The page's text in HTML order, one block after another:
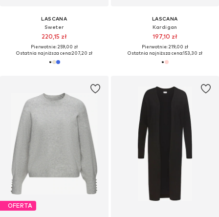
LASCANA
Sweter
220,15 zł
Pierwotnie: 259,00 zł
Ostatnia najniższa cena:207,20 zł
LASCANA
Kardigan
197,10 zł
Pierwotnie: 219,00 zł
Ostatnia najniższa cena:153,30 zł
OFERTA